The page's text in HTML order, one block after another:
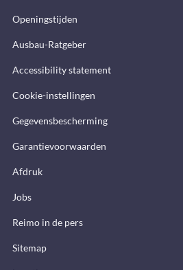
Openingstijden
Ausbau-Ratgeber
Accessibility statement
Cookie-instellingen
Gegevensbescherming
Garantievoorwaarden
Afdruk
Jobs
Reimo in de pers
Sitemap